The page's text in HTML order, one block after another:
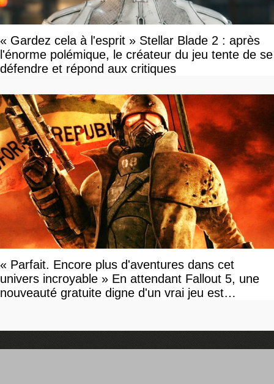
« Gardez cela à l'esprit » Stellar Blade 2 : après
l'énorme polémique, le créateur du jeu tente de se
défendre et répond aux critiques
« Parfait. Encore plus d'aventures dans cet
univers incroyable » En attendant Fallout 5, une
nouveauté gratuite digne d'un vrai jeu est